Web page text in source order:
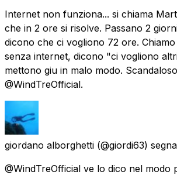
Internet non funziona... si chiama
che in 2 ore si risolve. Passano 2
dicono che ci vogliono 72 ore.
senza internet, dicono "ci vogliono
mettono giu in malo modo. Scandaloso
@WindTreOfficial.
giordano alborghetti (@giordi63)
@WindTreOfficial ve lo dico nel modo